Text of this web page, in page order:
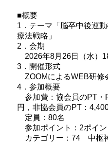
■概要
1．テーマ「脳卒中後運
療法戦略」
2．会期
2026年8月26日（水）
3．開催形式
ZOOMによるWEB研修
4．参加概要
参加費：協会員のPT・
円，非協会員のPT：
定員：80名
参加ポイント：2ポイン
カテゴリー：74 中枢